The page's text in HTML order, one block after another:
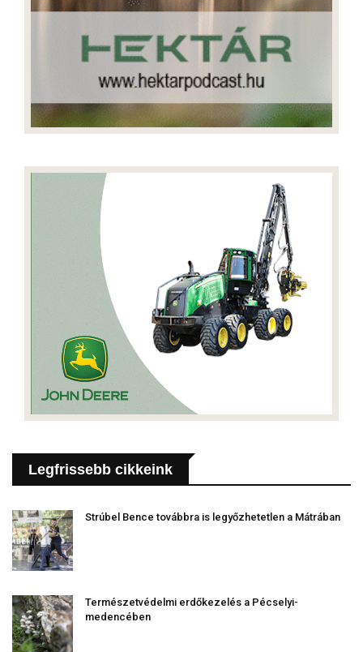
Legfrissebb cikkeink
Strúbel Bence továbbra is legyőzhetetlen a Mátrában
Természetvédelmi erdőkezelés a Pécselyi-
medencében